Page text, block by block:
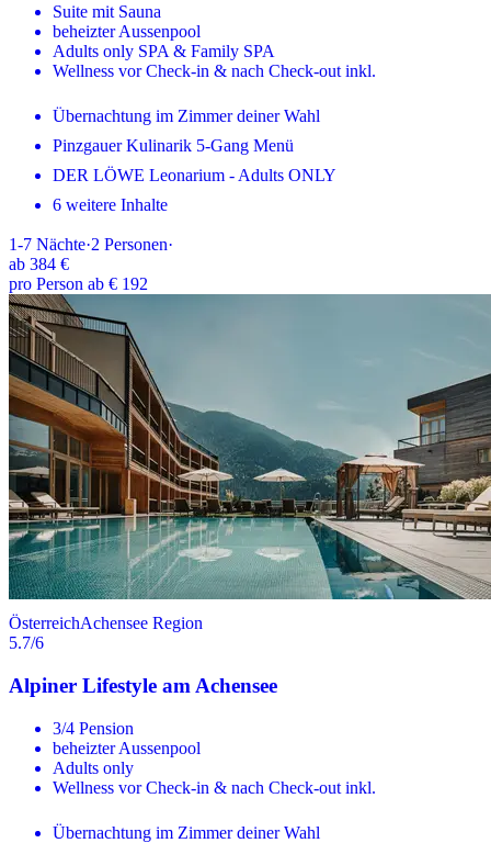
Suite mit Sauna
beheizter Aussenpool
Adults only SPA & Family SPA
Wellness vor Check-in & nach Check-out inkl.
Übernachtung im Zimmer deiner Wahl
Pinzgauer Kulinarik 5-Gang Menü
DER LÖWE Leonarium - Adults ONLY
6 weitere Inhalte
1-7 Nächte·2 Personen·
ab 384 €
pro Person ab € 192
ÖsterreichAchensee Region
5.7/6
Alpiner Lifestyle am Achensee
3/4 Pension
beheizter Aussenpool
Adults only
Wellness vor Check-in & nach Check-out inkl.
Übernachtung im Zimmer deiner Wahl